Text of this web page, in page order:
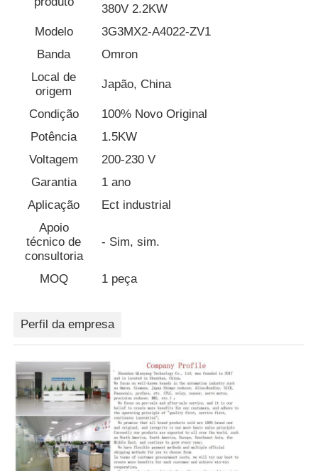
Controle de Qualidade
Fale Conosco
Pedir um orçamento
unidade de frequência variável
Motor da articulação do robô
Interface da máquina humana
380V 2.2KW
Modelo
3G3MX2-A4022-ZV1
Banda
Omron
Local de
origem
Japão, China
Condição
100% Novo Original
Potência
1.5KW
Voltagem
200-230 V
Garantia
1 ano
Aplicação
Ect industrial
Apoio
técnico de
consultoria
- Sim, sim.
MOQ 1 peça
Perfil da empresa